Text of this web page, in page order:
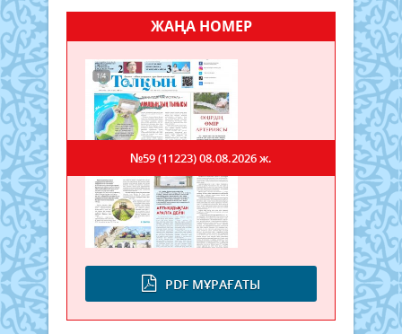
ЖАҢА НОМЕР
PDF МҰРАҒАТЫ
№59 (11223)08.08.2026 ж.